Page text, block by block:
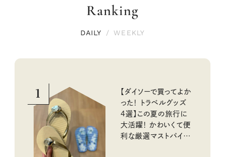
Ranking
DAILY / WEEKLY
1
【ダイソーで買ってよか
った！ トラベルグッズ
4選】この夏の旅行に
大活躍！ かわいくて便
利な厳選マストバイア